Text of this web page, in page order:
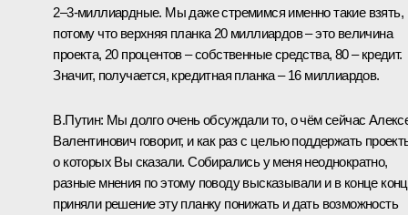
2–3-миллиардные. Мы даже стремимся именно такие взять,
потому что верхняя планка 20 миллиардов – это величина
проекта, 20 процентов – собственные средства, 80 – кредит.
Значит, получается, кредитная планка – 16 миллиардов.
В.Путин: Мы долго очень обсуждали то, о чём сейчас
Валентинович говорит, и как раз с целью поддержать
о которых Вы сказали. Собирались у меня неоднократно,
разные мнения по этому поводу высказывали и в конце
приняли решение эту планку понижать и дать возможность